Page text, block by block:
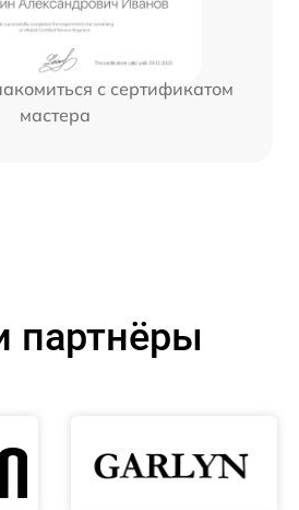
с сертификатом
мастера
партнёры